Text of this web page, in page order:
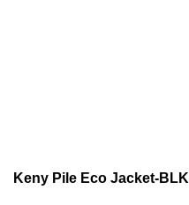
Keny Pile Eco Jacket-BLK